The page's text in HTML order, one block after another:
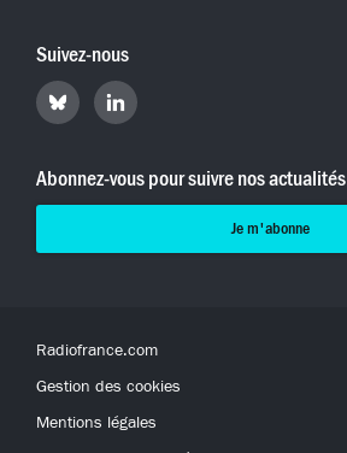
Suivez-nous
Retrouvez
Hyperradio
Bluesky
Retrouvez
Hyperradio
LinkedIn
Abonnez-vous pour suivre nos actualités
Je m'abonne
Radiofrance.com
Gestion des cookies
Mentions légales